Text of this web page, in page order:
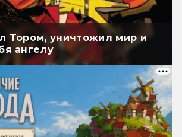
Тором, уничтожил мир и
ангелу